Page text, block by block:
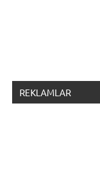
REKLAMLAR